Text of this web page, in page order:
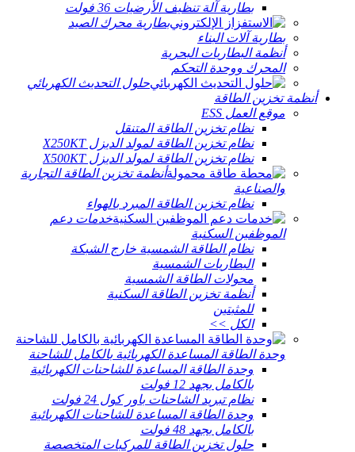
بطارية آلة تنظيف الأرضيات 36 فولت
بطارية محرك الصيد
بطارية آلات البناء
أنظمة البطاريات البحرية
المحرك ووحدة التحكم
حلول التحديث الكهربائي
أنظمة تخزين الطاقة
موقع العمل ESS
نظام تخزين الطاقة المتنقل
نظام تخزين الطاقة لمولد الديزل X250KT
نظام تخزين الطاقة لمولد الديزل X500KT
أنظمة تخزين الطاقة التجارية
والصناعية
نظام تخزين الطاقة المبرد بالهواء
خدمات دعم
الموظفين السكنية
نظام الطاقة الشمسية خارج الشبكة
البطاريات الشمسية
محولات الطاقة الشمسية
أنظمة تخزين الطاقة السكنية
للمثبتين
الكل >>
وحدة الطاقة المساعدة الكهربائية بالكامل للشاحنة
وحدة الطاقة المساعدة للشاحنات الكهربائية
بالكامل بجهد 12 فولت
نظام تبريد الشاحنات باور كول 24 فولت
وحدة الطاقة المساعدة للشاحنات الكهربائية
بالكامل بجهد 48 فولت
حلول تخزين الطاقة للمركبات المتخصصة